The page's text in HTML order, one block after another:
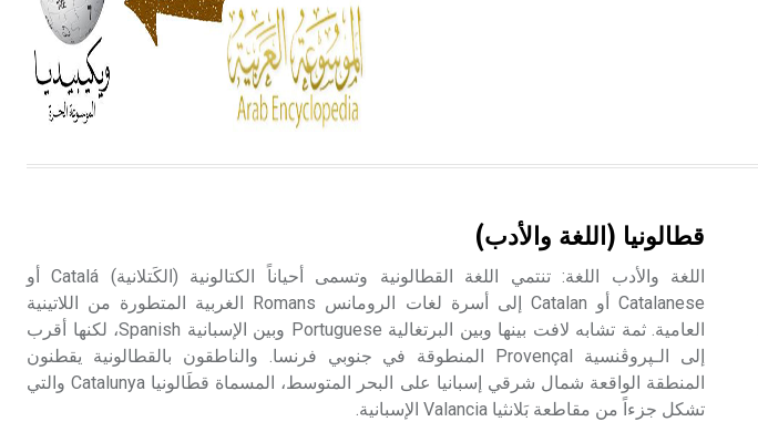
- هل تعلم أن المرجان إفراز حيواني
يتكون في البحر ويتركب من مادة
كربونات الكلسيوم، وهو أحمر أو شديد
الحمرة وهو أجود أنواعه، ويمتاز بكبر
الحجم ويسمى الش
الإنكليزية أب
- هل تعلم أن أبجر Abgar اسم معروف
جيداً يعود إلى عدد من الملوك الذين
قطالونيا (اللغة والأدب)
اللغة والأدب اللغة: تنتمي اللغة القطالونية وتسمى أحياناً الكتالونية (الكَتلانية) Catalá أو
Catalanese أو Catalan إلى أسرة لغات الرومانس Romans الغربية المتطورة من اللاتينية
العامية. ثمة تشابه لافت بينها وبين البرتغالية Portuguese وبين الإسبانية Spanish، لكنها أقرب
إلى الـپروڤنسية Provençal المنطوقة في جنوبي فرنسا. والناطقون بالقطالونية يقطنون
المنطقة الواقعة شمال شرقي إسبانيا على البحر المتوسط، المسماة قطَالونيا Catalunya والتي
تشكل جزءاً من مقاطعة بَلانثيا Valancia الإسبانية.